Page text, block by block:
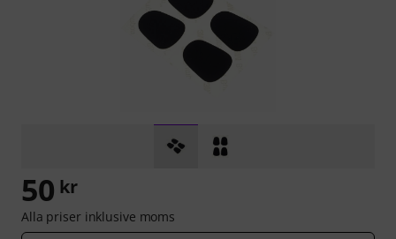
50 kr
Alla priser inklusive moms